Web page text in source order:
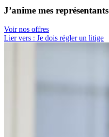
J’anime mes
Voir nos offres
Lier vers : Je dois régler un litige